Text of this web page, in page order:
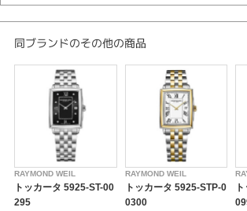
5気圧防水以下
自動巻き（オートマティック）
革ベルト
白文字盤
RAYMOND WEIL
腕時計
RAYMOND WEIL
同ブランドのその他の商品
RAYMOND WEIL
トッカータ 5925-ST-00
295
RAYMOND WEIL
トッカータ 5925-STP-0
0300